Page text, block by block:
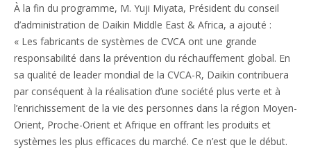
À la fin du programme, M. Yuji Miyata, Président du conseil
d’administration de Daikin Middle East & Africa, a ajouté :
« Les fabricants de systèmes de CVCA ont une grande
responsabilité dans la prévention du réchauffement global. En
sa qualité de leader mondial de la CVCA-R, Daikin contribuera
par conséquent à la réalisation d’une société plus verte et à
l’enrichissement de la vie des personnes dans la région Moyen-
Orient, Proche-Orient et Afrique en offrant les produits et
systèmes les plus efficaces du marché. Ce n’est que le début.